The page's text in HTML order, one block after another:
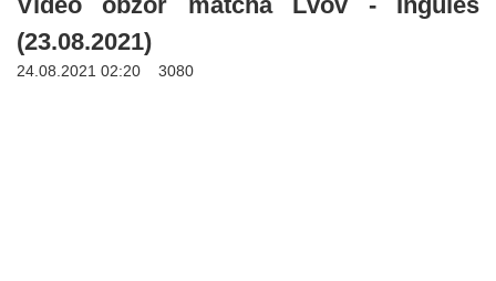
(23.08.2021)
24.08.2021 02:20 3080